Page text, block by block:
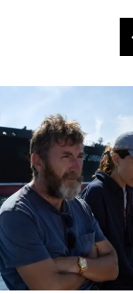
clé
acteur,